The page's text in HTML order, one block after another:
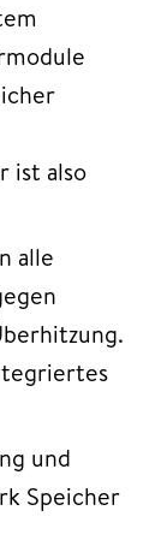
ist also
alle
und
Speicher